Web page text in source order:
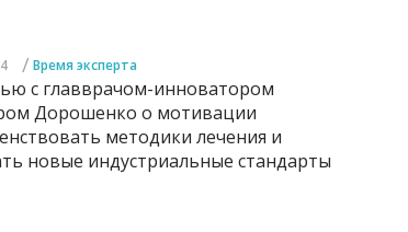
/ Время эксперта
с главврачом-инноватором
Дорошенко о мотивации
методики лечения и
новые индустриальные стандарты